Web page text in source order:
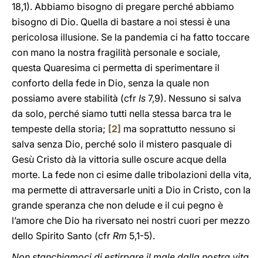
18,1). Abbiamo bisogno di pregare perché abbiamo
bisogno di Dio. Quella di bastare a noi stessi è una
pericolosa illusione. Se la pandemia ci ha fatto toccare
con mano la nostra fragilità personale e sociale,
questa Quaresima ci permetta di sperimentare il
conforto della fede in Dio, senza la quale non
possiamo avere stabilità (cfr Is 7,9). Nessuno si salva
da solo, perché siamo tutti nella stessa barca tra le
tempeste della storia; [2] ma soprattutto nessuno si
salva senza Dio, perché solo il mistero pasquale di
Gesù Cristo dà la vittoria sulle oscure acque della
morte. La fede non ci esime dalle tribolazioni della vita,
ma permette di attraversarle uniti a Dio in Cristo, con la
grande speranza che non delude e il cui pegno è
l’amore che Dio ha riversato nei nostri cuori per mezzo
dello Spirito Santo (cfr Rm 5,1-5).